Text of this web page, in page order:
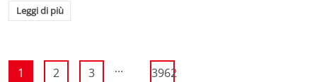
Leggi di più
1 2 3 ... 3962